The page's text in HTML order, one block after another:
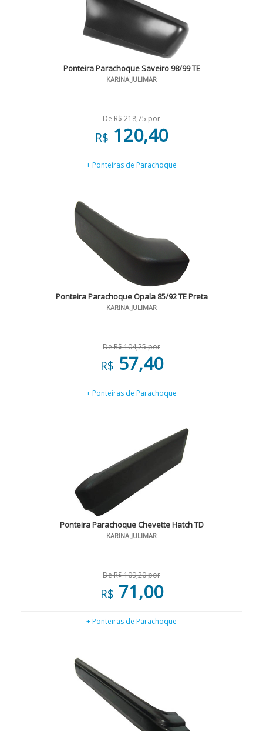
Ponteira Parachoque Saveiro 98/99 TE
KARINA JULIMAR
De R$ 218,75 por
R$ 120,40
+ Ponteiras de Parachoque
Ponteira Parachoque Opala 85/92 TE Preta
KARINA JULIMAR
De R$ 104,25 por
R$ 57,40
+ Ponteiras de Parachoque
Ponteira Parachoque Chevette Hatch TD
KARINA JULIMAR
De R$ 109,20 por
R$ 71,00
+ Ponteiras de Parachoque